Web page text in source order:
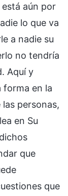
está aún por
lo que va
a nadie su
no tendría
Aquí y
forma en la
personas,
en Su
que
que